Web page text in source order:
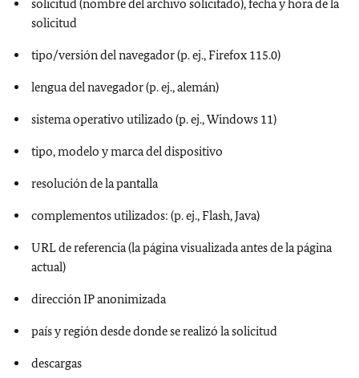
solicitud (nombre del archivo solicitado), fecha y hora de la
solicitud
tipo/versión del navegador (p. ej.,Firefox 115.0)
lengua del navegador (p. ej., alemán)
sistema operativo utilizado (p. ej.,Windows 11)
tipo, modelo y marca del dispositivo
resolución de la pantalla
complementos utilizados: (p. ej.,Flash, Java)
URL de referencia (la página visualizada antes de la página
actual)
dirección IP anonimizada
país y región desde donde se realizó la solicitud
descargas